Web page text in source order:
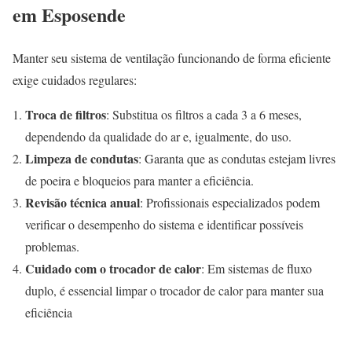
em Esposende
Manter seu sistema de ventilação funcionando de forma eficiente
exige cuidados regulares:
Troca de filtros: Substitua os filtros a cada 3 a 6 meses,
dependendo da qualidade do ar e, igualmente, do uso.
Limpeza de condutas: Garanta que as condutas estejam livres
de poeira e bloqueios para manter a eficiência.
Revisão técnica anual: Profissionais especializados podem
verificar o desempenho do sistema e identificar possíveis
problemas.
Cuidado com o trocador de calor: Em sistemas de fluxo
duplo, é essencial limpar o trocador de calor para manter sua
eficiência